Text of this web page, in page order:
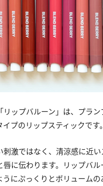
リップバルーン」は、プラ
プのリップスティックです。
刺激ではなく、清涼感に近
唇に伝わります。リップバル
うにぷっくりとボリューム